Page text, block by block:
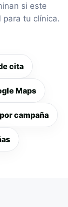
si este
para tu clínica.
cita
Maps
campaña